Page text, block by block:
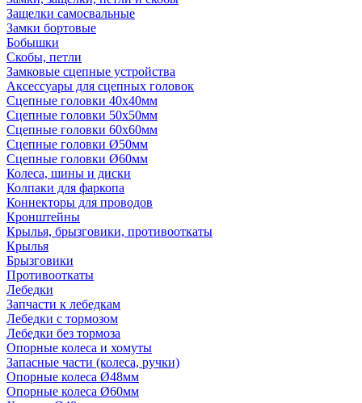
Защелки самосвальные
Замки бортовые
Бобышки
Скобы, петли
Замковые сцепные устройства
Аксессуары для сцепных головок
Сцепные головки 40x40мм
Сцепные головки 50x50мм
Сцепные головки 60x60мм
Сцепные головки Ø50мм
Сцепные головки Ø60мм
Колеса, шины и диски
Колпаки для фаркопа
Коннекторы для проводов
Кронштейны
Крылья, брызговики, противооткаты
Крылья
Брызговики
Противооткаты
Лебедки
Запчасти к лебедкам
Лебедки с тормозом
Лебедки без тормоза
Опорные колеса и хомуты
Запасные части (колеса, ручки)
Опорные колеса Ø48мм
Опорные колеса Ø60мм